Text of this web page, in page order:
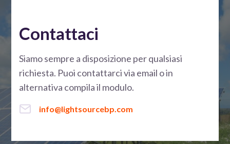
Contattaci
Siamo sempre a disposizione per qualsiasi
richiesta. Puoi contattarci via email o in
alternativa compila il modulo.
info@lightsourcebp.com